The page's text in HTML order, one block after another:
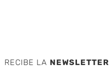
RECIBE LA NEWSLETTER